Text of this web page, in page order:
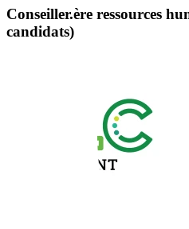
Conseiller.ère ressources
candidats)